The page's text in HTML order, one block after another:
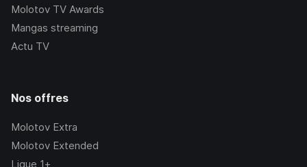
Molotov TV Awards
Mangas streaming
Actu TV
Nos offres
Molotov Extra
Molotov Extended
Ligue 1+